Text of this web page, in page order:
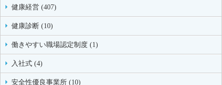
健康経営 (407)
健康診断 (10)
働きやすい職場認定制度 (1)
入社式 (4)
安全性優良事業所 (10)